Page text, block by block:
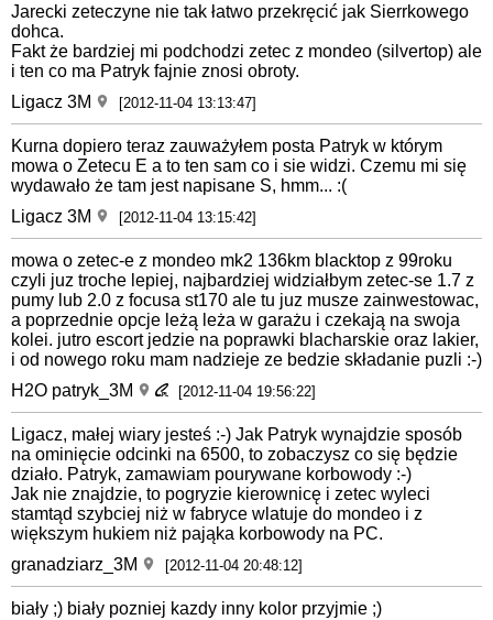
Jarecki zeteczyne nie tak łatwo przekręcić jak Sierrkowego
dohca.
Fakt że bardziej mi podchodzi zetec z mondeo (silvertop) ale
i ten co ma Patryk fajnie znosi obroty.
Ligacz 3M
[2012-11-04 13:13:47]
Kurna dopiero teraz zauważyłem posta Patryk w którym
mowa o Zetecu E a to ten sam co i sie widzi. Czemu mi się
wydawało że tam jest napisane S, hmm... :(
Ligacz 3M
[2012-11-04 13:15:42]
mowa o zetec-e z mondeo mk2 136km blacktop z 99roku
czyli juz troche lepiej, najbardziej widziałbym zetec-se 1.7 z
pumy lub 2.0 z focusa st170 ale tu juz musze zainwestowac,
a poprzednie opcje leżą leża w garażu i czekają na swoja
kolei. jutro escort jedzie na poprawki blacharskie oraz lakier,
i od nowego roku mam nadzieje ze bedzie składanie puzli :-)
H2O patryk_3M
[2012-11-04 19:56:22]
Ligacz, małej wiary jesteś :-) Jak Patryk wynajdzie sposób
na ominięcie odcinki na 6500, to zobaczysz co się będzie
działo. Patryk, zamawiam pourywane korbowody :-)
Jak nie znajdzie, to pogryzie kierownicę i zetec wyleci
stamtąd szybciej niż w fabryce wlatuje do mondeo i z
większym hukiem niż pająka korbowody na PC.
granadziarz_3M
[2012-11-04 20:48:12]
biały ;) biały pozniej kazdy inny kolor przyjmie ;)